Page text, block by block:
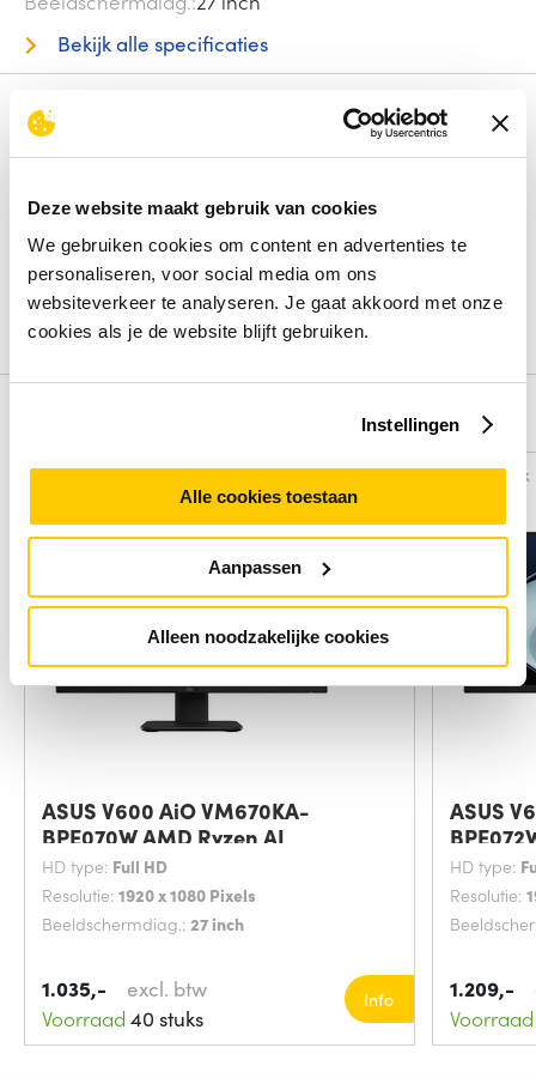
Deze website maakt gebruik van cookies
We gebruiken cookies om content en advertenties te
personaliseren, voor social media om ons
websiteverkeer te analyseren. Je gaat akkoord met onze
cookies als je de website blijft gebruiken.
Instellingen
Alle cookies toestaan
Aanpassen
Alleen noodzakelijke cookies
Bekijk alle specificaties
Review
Deel je ervaring met het product door het schrijven van een
review.
Schrijf een review
Vergelijk
ASUS V600 AiO VM670KA-
BPE070W AMD Ryzen AI
HD type: Full HD
Resolutie: 1920 x 1080 Pixels
Beeldschermdiag.: 27 inch
1.035,-
excl. btw
Voorraad 40 stuks
Info
Vergelijk
ASUS
HD type:
Resolutie:
1.209,-
Voorraad